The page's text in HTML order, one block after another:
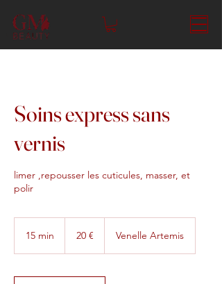
Soins express sans
vernis
limer ,repousser les cuticules, masser, et
polir
15 min
i
20 € Venelle Artemis